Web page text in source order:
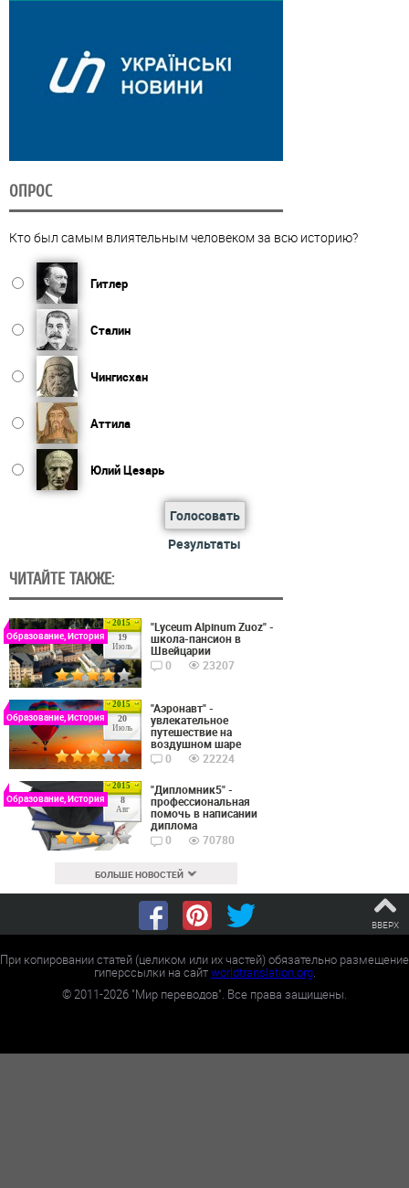
ОПРОС
Кто был самым влиятельным человеком за всю историю?
Гитлер
Сталин
Чингисхан
Аттила
Юлий Цезарь
Голосовать
Результаты
ЧИТАЙТЕ ТАКЖЕ:
2015
19
Июль
Образование, История
"Lyceum Alpinum Zuoz" -
школа-пансион в
Швейцарии
0
23207
2015
20
Июль
Образование, История
"Аэронавт" -
увлекательное
путешествие на
воздушном шаре
0
22224
2015
8
Авг
Образование, История
"Дипломник5" -
профессиональная
помочь в написании
диплома
0
70780
БОЛЬШЕ НОВОСТЕЙ
ВВЕРХ
При копировании статей (целиком или их частей) обязательно размещение
гиперссылки на сайтworldtranslation.org.
©2011-2026 "Мир переводов". Все права защищены.